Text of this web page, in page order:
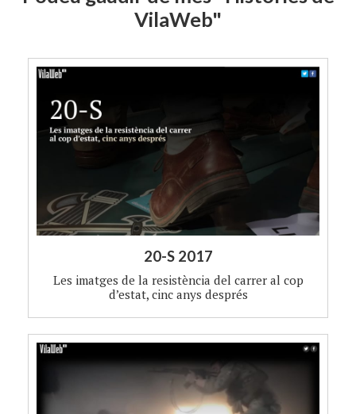
VilaWeb"
20-S 2017
Les imatges de la resistència del carrer al cop
d’estat, cinc anys després